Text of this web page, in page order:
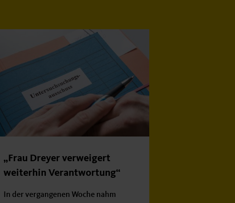
„Frau Dreyer verweigert
weiterhin Verantwortung“
In der vergangenen Woche nahm